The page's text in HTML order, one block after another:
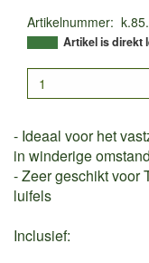
Artikelnummer:
Artikel is direkt
- Ideaal voor het
in winderige
- Zeer geschikt voor
luifels
Inclusief: